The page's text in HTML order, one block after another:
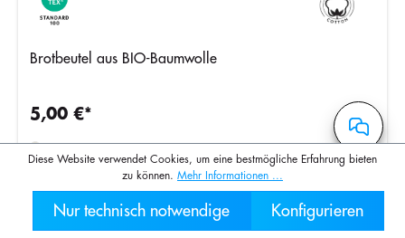
030 2000
Brotbeutel aus BIO-Baumwolle
5,00 €*
Weiter
Diese Website verwendet Cookies, um eine bestmögliche Erfahrung bieten
zu können. Mehr Informationen ...
Nur technisch notwendige Konfigurieren